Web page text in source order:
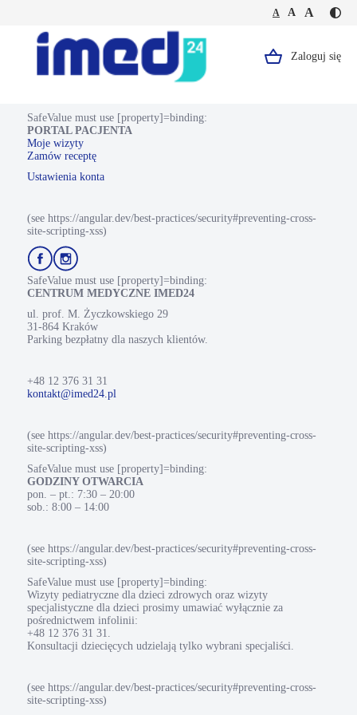
Telefoniczna
Domyślna
A
Średnia
A
Duża
A
tekst
Logo,
Pacjenta.
Zaloguj się
SafeValue must use [property]=binding:
PORTAL PACJENTA
Moje wizyty
Zamów receptę
Ustawienia konta
(see https://angular.dev/best-practices/security#preventing-cross-
site-scripting-xss)
Przejdź
do
profilu
Facebook
do
profilu
Instagram
SafeValue must use [property]=binding:
CENTRUM MEDYCZNE IMED24
ul. prof. M. Życzkowskiego 29
31-864 Kraków
Parking bezpłatny dla naszych klientów.
+48 12 376 31 31
kontakt@imed24.pl
(see https://angular.dev/best-practices/security#preventing-cross-
site-scripting-xss)
SafeValue must use [property]=binding:
GODZINY OTWARCIA
pon. – pt.: 7:30 – 20:00
sob.: 8:00 – 14:00
(see https://angular.dev/best-practices/security#preventing-cross-
site-scripting-xss)
SafeValue must use [property]=binding:
Wizyty pediatryczne dla dzieci zdrowych oraz wizyty
specjalistyczne dla dzieci prosimy umawiać wyłącznie za
pośrednictwem infolinii:
+48 12 376 31 31.
Konsultacji dziecięcych udzielają tylko wybrani specjaliści.
(see https://angular.dev/best-practices/security#preventing-cross-
site-scripting-xss)